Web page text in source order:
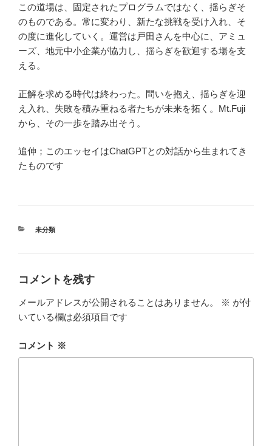
この道場は、固定されたプログラムではなく、揺らぎそ
のものである。常に変わり、新たな挑戦を受け入れ、そ
の度に進化していく。運営は戸田さんを中心に、アミュ
ーズ、地元中小企業が協力し、揺らぎを歓迎する場を支
える。
正解を求める時代は終わった。問いを抱え、揺らぎを迎
え入れ、失敗を積み重ねる者たちが未来を拓く。Mt.Fuji
から、その一歩を踏み出そう。
追伸；このエッセイはChatGPTとの対話から生まれてき
たものです
カ
未分類
コメントを残す
メールアドレスが公開されることはありません。 ※ が付
いている欄は必須項目です
コメント ※